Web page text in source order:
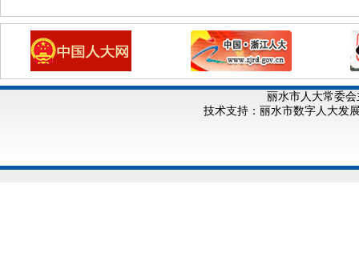
丽水市人大常委会
技术支持：丽水市数字人大发